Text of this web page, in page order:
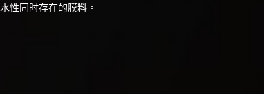
性同时存在的膜料。